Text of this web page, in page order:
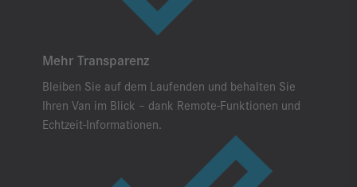
Mehr Transparenz
Bleiben Sie auf dem Laufenden und behalten Sie
Ihren Van im Blick – dank Remote-Funktionen und
Echtzeit-Informationen.